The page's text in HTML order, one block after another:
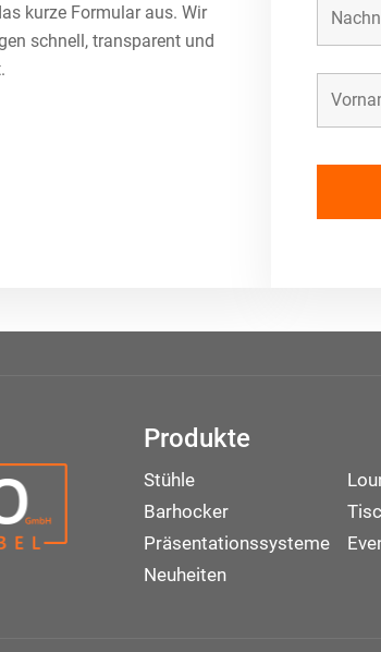
kurze Formular aus. Wir
schnell, transparent und
Produkte
Stühle
Barhocker
Präsentationssysteme
Neuheiten